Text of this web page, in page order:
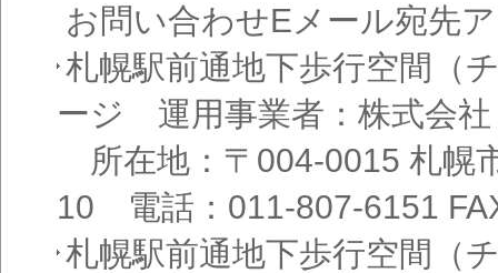
お問い合わせEメール宛先
札幌駅前通地下歩行空間（
ージ 運用事業者：株式会
所在地：〒004-0015 札幌
10 電話：011-807-6151
札幌駅前通地下歩行空間（